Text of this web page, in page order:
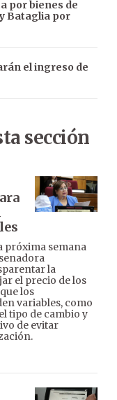
por bienes de
Bataglia por
el ingreso de
sección
próxima semana
la
el precio de los
los
variables, como
tipo de cambio y
de evitar